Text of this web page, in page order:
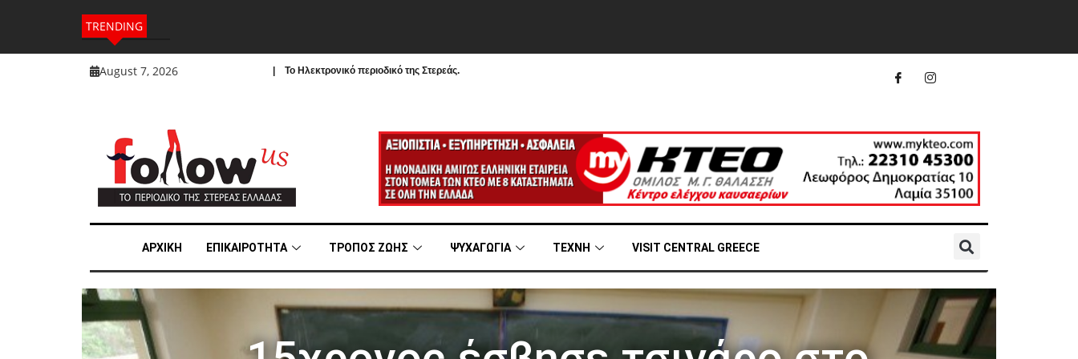
TRENDING
August 7, 2026 | To Ηλεκτρονικό περιοδικό της Στερεάς.
ΑΡΧΙΚΗ ΕΠΙΚΑΙΡΟΤΗΤΑ ΤΡΟΠΟΣ ΖΩΗΣ ΨΥΧΑΓΩΓΙΑ ΤΕΧΝΗ VISIT CENTRAL GREECE